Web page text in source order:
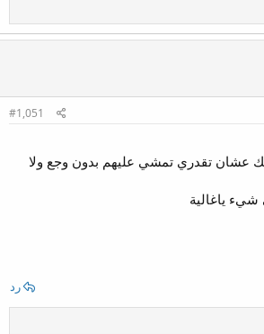
#1,051
عشان تقدري تمشي عليهم بدون وجع ولا
ياغالية
رد